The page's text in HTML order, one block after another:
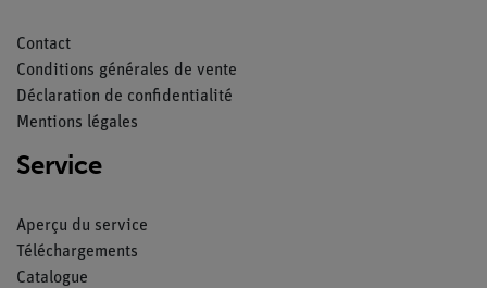
Contact
Conditions générales de vente
Déclaration de confidentialité
Mentions légales
Service
Aperçu du service
Téléchargements
Catalogue